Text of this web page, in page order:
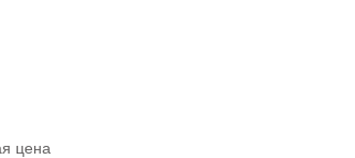
цена